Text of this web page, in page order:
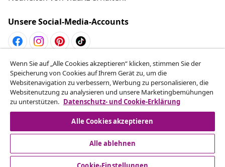
Unsere Social-Media-Accounts
Vom Vertrag zurücktreten
Reiche einen Widerrufsantrag für deine Bestellung
ein.
Vom Vertrag zurücktreten
Wenn Sie auf „Alle Cookies akzeptieren“ klicken, stimmen Sie der
Speicherung von Cookies auf Ihrem Gerät zu, um die
Websitenavigation zu verbessern, Werbung zu personalisieren, die
Websitenutzung zu analysieren und unsere Marketingbemühungen
zu unterstützen. Datenschutz- und Cookie-Erklärung
Alle Cookies akzeptieren
Alle ablehnen